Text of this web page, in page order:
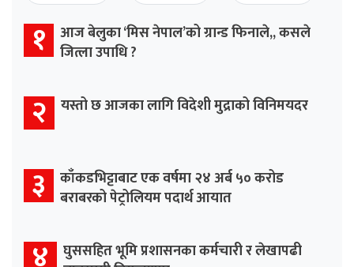
१ आज बेलुका ‘मिस नेपाल’को ग्रान्ड फिनाले,, कसले
जित्ला उपाधि ?
२ यस्तो छ आजका लागि विदेशी मुद्राको विनिमयदर
३ काँकडभिट्टाबाट एक वर्षमा २४ अर्ब ५० करोड
बराबरको पेट्रोलियम पदार्थ आयात
४ घुससहित भूमि प्रशासनका कर्मचारी र लेखापढी